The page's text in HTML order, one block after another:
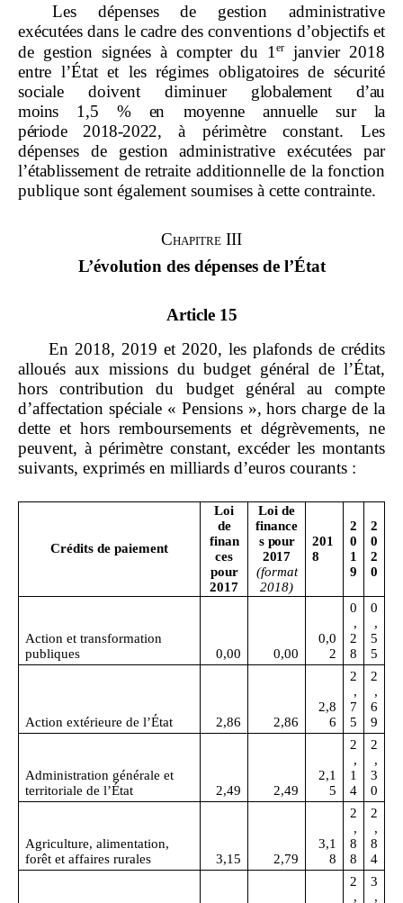
Les dépenses de gestion administrative
exécutées dans le cadre des conventions d’objectifs et
de gestion signées à compter du 1er
janvier 2018
entre l’État et les régimes obligatoires de sécurité
sociale doivent diminuer globalement d’au
moins
1,5
% en moyenne annuelle sur la
période
2018‑2022, à périmètre constant. Les
dépenses de gestion administrative exécutées par
l’établissement de retraite additionnelle de la fonction
publique sont également soumises à cette contrainte.
Chapitre III
L’évolution des dépenses de l’État
Article 15
En 2018, 2019 et 2020, les plafonds de crédits
alloués aux missions du budget général de l’État,
hors contribution du budget général au compte
d’affectation spéciale « Pensions », hors charge de la
dette et hors remboursements et dégrèvements, ne
peuvent, à périmètre constant, excéder les montants
suivants, exprimés en milliards d’euros courants :
Crédits de paiement
Loi
de
finan
ces
pour
2017
Loi de
finance
s pour
2017
(format
2018)
201
8
2
0
1
9
2
0
2
0
Action et transformation
publiques
0,00 0,00
0,0
2
0
,
2
8
0
,
5
5
Action extérieure de l’État 2,86 2,86
2,8
6
2
,
7
5
2
,
6
9
Administration générale et
territoriale de l’État
2,49 2,49
2,1
5
2
,
1
4
2
,
3
0
Agriculture, alimentation,
forêt et affaires rurales
3,15 2,79
3,1
8
2
,
8
8
2
,
8
4
2
,
3
,